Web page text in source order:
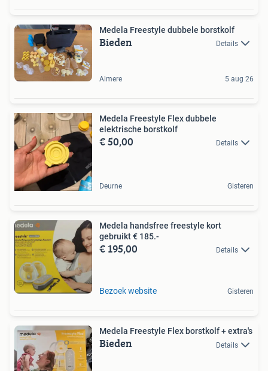
Medela Freestyle dubbele borstkolf
Bieden Details
Almere 5 aug 26
Medela Freestyle Flex dubbele
elektrische borstkolf
€ 50,00 Details
Deurne Gisteren
Medela handsfree freestyle kort
gebruikt € 185.-
€ 195,00 Details
Bezoek website Gisteren
Medela Freestyle Flex borstkolf + extra's
Bieden Details